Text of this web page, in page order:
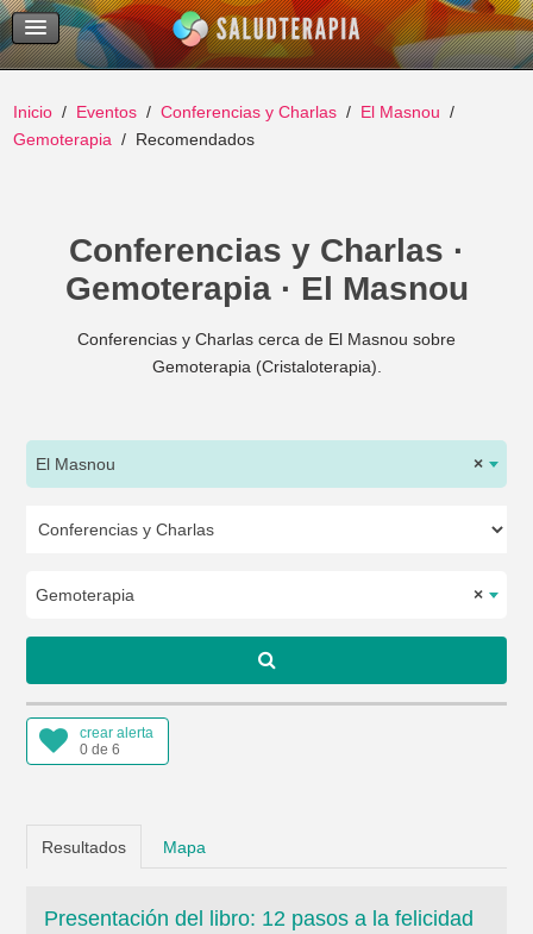
Temas Recientes
Buscar
Inicio Eventos Conferencias y Charlas
El Masnou
Gemoterapia
Recomendados
Conferencias y Charlas ·
Gemoterapia · El Masnou
Conferencias y Charlas cerca de El Masnou sobre
Gemoterapia (Cristaloterapia).
×
El Masnou
×
Gemoterapia
crear alerta
0 de 6
Resultados Mapa
Presentación del libro: 12 pasos a la felicidad